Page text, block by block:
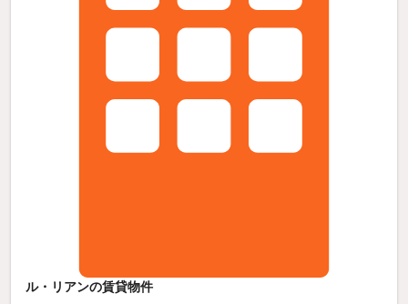
ル・リアンの賃貸物件